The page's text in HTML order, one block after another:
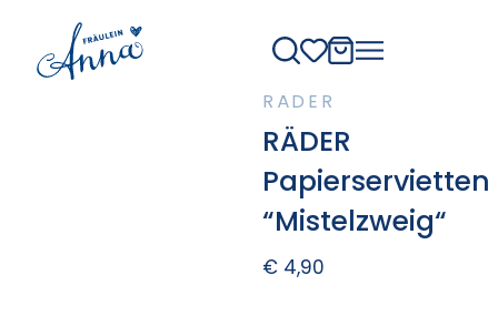
RÄDER
RÄDER
Papierservietten
“Mistelzweig“
€4,90